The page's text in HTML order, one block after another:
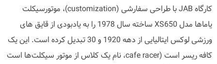
کارگاه JAB با طراحی سفارشی (customization)، موتورسیکلت
یاماها مدل XS650 ساخته سال 1978 را به یادبودی از قایق های
ورزشی لوکس ایتالیایی از دهه 1920 و 30 تبدیل کرده است. این یک
کافه ریسر است (cafe racer، نام یک کلاس از موتور سیکلت‌ها است